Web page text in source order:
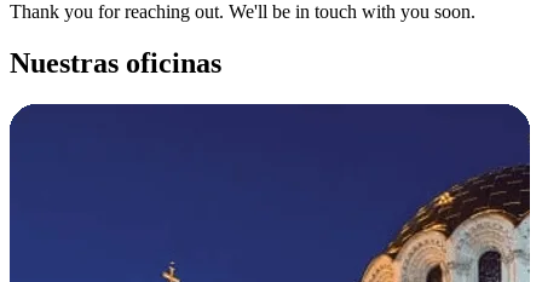
Thank you for reaching out. We'll be in touch with you soon.
Nuestras oficinas